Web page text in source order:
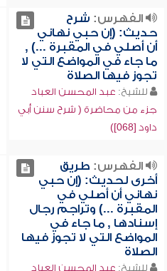
الفهرس: شرح
حديث: (إن حبي نهاني
أن أصلي في المقبرة ...) ,
ما جاء في المواضع التي لا
تجوز فيها الصلاة
للشيخ: عبد المحسن العباد
جزء من محاضرة ( شرح سنن أبي
داود [068])
الفهرس: طريق
أخرى لحديث: (إن حبي
نهاني أن أصلي في
المقبرة ...) وتراجم رجال
إسنادها , ما جاء في
المواضع التي لا تجوز فيها
الصلاة
للشيخ: عبد المحسن العباد